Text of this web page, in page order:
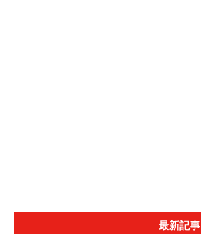
最新記事